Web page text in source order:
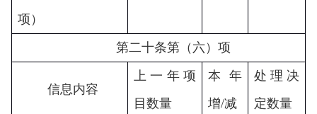
项）
第二十条第（六）项
信息内容
上一年项
目数量
本年
增/减
处理决
定数量